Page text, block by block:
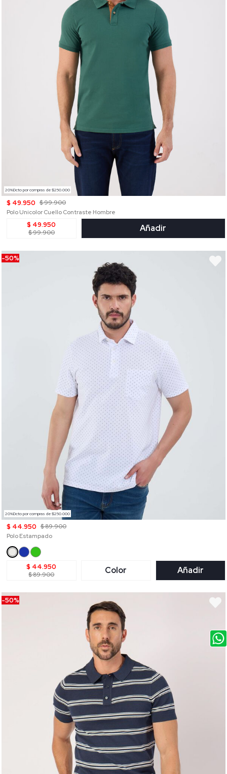
20%Dcto por compras de $250.000
$ 49.950 $ 99.900
Polo Unicolor Cuello Contraste Hombre
$ 49.950
$ 99.900 Añadir
20%Dcto por compras de $250.000
-50%
$ 44.950 $ 89.900
Polo Estampado
$ 44.950
$ 89.900 Color Añadir
-50%